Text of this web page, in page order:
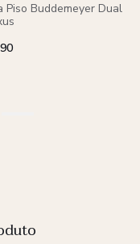
Piso Buddemeyer Dual